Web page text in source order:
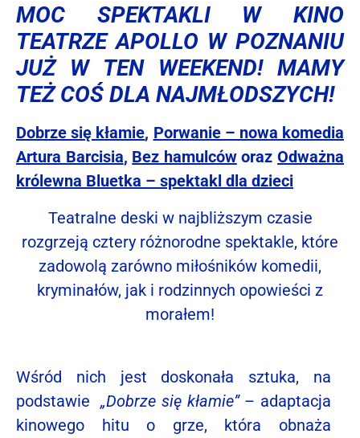
MOC SPEKTAKLI W KINO
TEATRZE APOLLO W POZNANIU
JUŻ W TEN WEEKEND! MAMY
TEŻ COŚ DLA NAJMŁODSZYCH!
Dobrze się kłamie, Porwanie – nowa komedia
Artura Barcisia, Bez hamulcóworazOdważna
królewna Bluetka – spektakl dla dzieci
Teatralne deski w najbliższym czasie
rozgrzeją cztery różnorodne spektakle, które
zadowolą zarówno miłośników komedii,
kryminałów, jak i rodzinnych opowieści z
morałem!
Wśród nich jest doskonała sztuka, na
podstawie„Dobrze się kłamie”– adaptacja
kinowego hitu o grze, która obnaża